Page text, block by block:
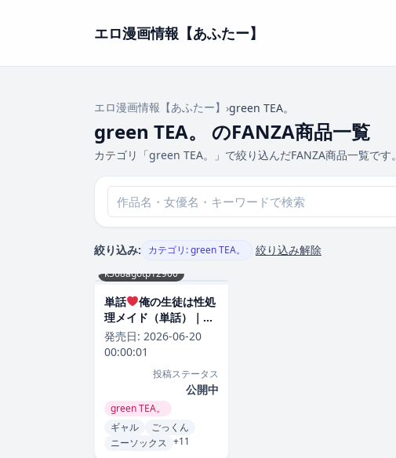
エロ漫画情報【あふたー】
エロ漫画情報【あふたー】 ›green TEA。
green TEA。 のFANZA商品一覧
カテゴリ「green TEA。」で絞り込んだFANZA商品一覧です。
絞り込み: カテゴリ: green TEA。 絞り込み解除
k568agotp12900
単話
俺の生徒は性処
理メイド（単話）｜
green TEA。-評価5.00
発売日: 2026-06-20
00:00:01
投稿ステータス
公開中
green TEA。
ギャル
ごっくん
ニーソックス +11